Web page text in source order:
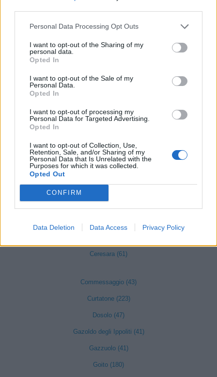
Personal Data Processing Opt Outs
I want to opt-out of the Sharing of my
personal data.
Opted In
I want to opt-out of the Sale of my
Personal Data.
Opted In
I want to opt-out of processing my
Personal Data for Targeted Advertising.
Opted In
I want to opt-out of Collection, Use,
Retention, Sale, and/or Sharing of my
Personal Data that Is Unrelated with the
Purposes for which it was collected.
Opted Out
CONFIRM
Data Deletion Data Access Privacy Policy
Asola (222)
Casaloldo (58)
Castelbelforte (31)
Castel Goffredo (314)
Ceresara (61)
Commessaggio (43)
Curtatone (223)
Dosolo (47)
Gazoldo degli Ippoliti (41)
Gazzuolo (41)
Goito (180)